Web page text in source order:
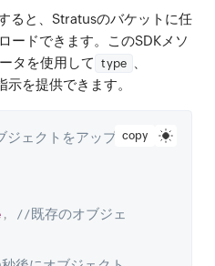
ると、Stratusのバケットに任
ードできます。このSDKメソ
タを使用して type
示を提供できます。
copy
ェクトをアップロ
,
//既存のオブジェ